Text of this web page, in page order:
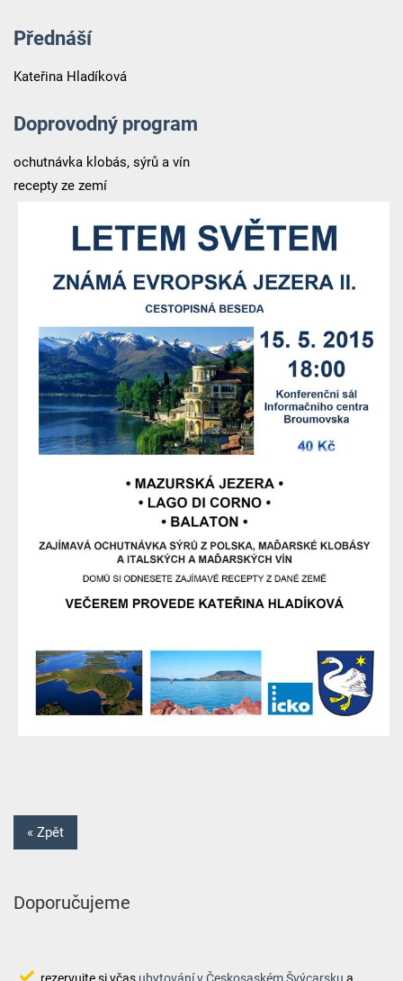
Přednáší
Kateřina Hladíková
Doprovodný program
ochutnávka klobás, sýrů a vín
recepty ze zemí
« Zpět
Doporučujeme